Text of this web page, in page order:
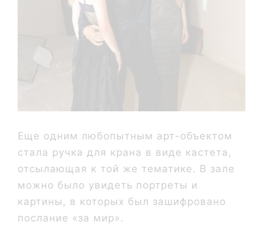
Еще одним любопытным арт-объектом
стала ручка для крана в виде кастета,
отсылающая к той же тематике. В зале
можно было увидеть портреты и
картины, в которых был зашифровано
послание «за мир».